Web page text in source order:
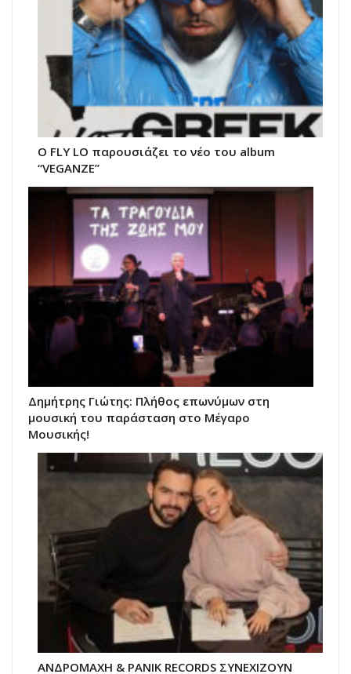
Ο FLY LO παρουσιάζει το νέο του album
“VEGANZE”
Δημήτρης Γιώτης: Πλήθος επωνύμων στη
μουσική του παράσταση στο Μέγαρο
Μουσικής!
ΑΝΔΡΟΜΑΧΗ & PANIK RECORDS ΣΥΝΕΧΙΖΟΥΝ